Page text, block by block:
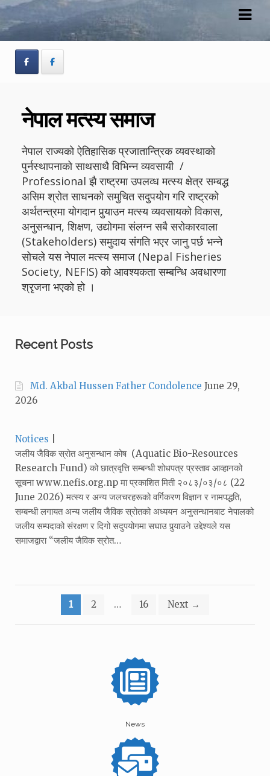
Skip
navigation
Skip
content
नेपाल मत्स्य समाज
नेपाल राज्यको ऐतिहासिक प्रजातान्त्रिक व्यवस्थाको
पुर्नस्थापनाको साथसाथै विभिन्न व्यवसायी /
Professional झै राष्ट्रमा उपलव्ध मत्स्य क्षेत्र सम्बद्ध
असिम श्रोत साधनको समुचित सदुपयोग गरि राष्ट्रको
अर्थतन्त्रमा योगदान पुर्‍याउन मत्स्य व्यवसायको विकास,
अनुसन्धान, शिक्षण, उद्योगमा संलग्न सबै सरोकारवाला
(Stakeholders) समुदाय संगति भएर जानु पर्छ भन्ने
सोचले यस नेपाल मत्स्य समाज (Nepal Fisheries
Society, NEFIS) को आवश्यकता सम्बन्धि अवधारणा
श्रृजना भएको हो ।
Recent Posts
Md. Akbal Hussen Father Condolence June 29,
2026
Categories:
Notices
जलीय जैविक स्रोत अनुसन्धान कोष (Aquatic Bio-Resources
Research Fund) को छात्रवृत्ति सम्बन्धी शोधपत्र प्रस्ताव आव्हानको
सूचना www.nefis.org.np मा प्रकाशित मिती २०८३/०३/०८ (22
June 2026) मत्स्य र अन्य जलचरहरूको वर्गिकरण विज्ञान र नामपद्धति‚
सम्बन्धी लगायत अन्य जलीय जैविक स्रोतको अध्ययन अनुसन्धानबाट नेपालको
जलीय सम्पदाको संरक्षण र दिगो सदुपयोगमा सघाउ पुर्‍याउने उद्देश्यले यस
समाजद्वारा “जलीय जैविक स्रोत…
pagination
1 2 … 16 Next →
News